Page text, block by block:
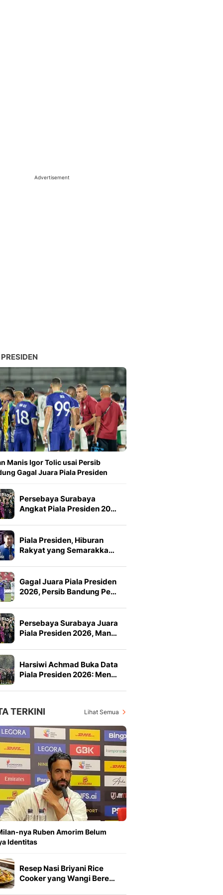
Advertisement
Manis Igor Tolic usai Persib
Gagal Juara Piala Presiden
Persebaya Surabaya
Angkat Piala Presiden 20…
Piala Presiden, Hiburan
Rakyat yang Semarakka…
Gagal Juara Piala Presiden
2026, Persib Bandung Pe…
Persebaya Surabaya Juara
Piala Presiden 2026, Man…
Harsiwi Achmad Buka Data
Piala Presiden 2026: Men…
TERKINI Lihat Semua
nya Ruben Amorim Belum
Identitas
Resep Nasi Briyani Rice
Cooker yang Wangi Bere…